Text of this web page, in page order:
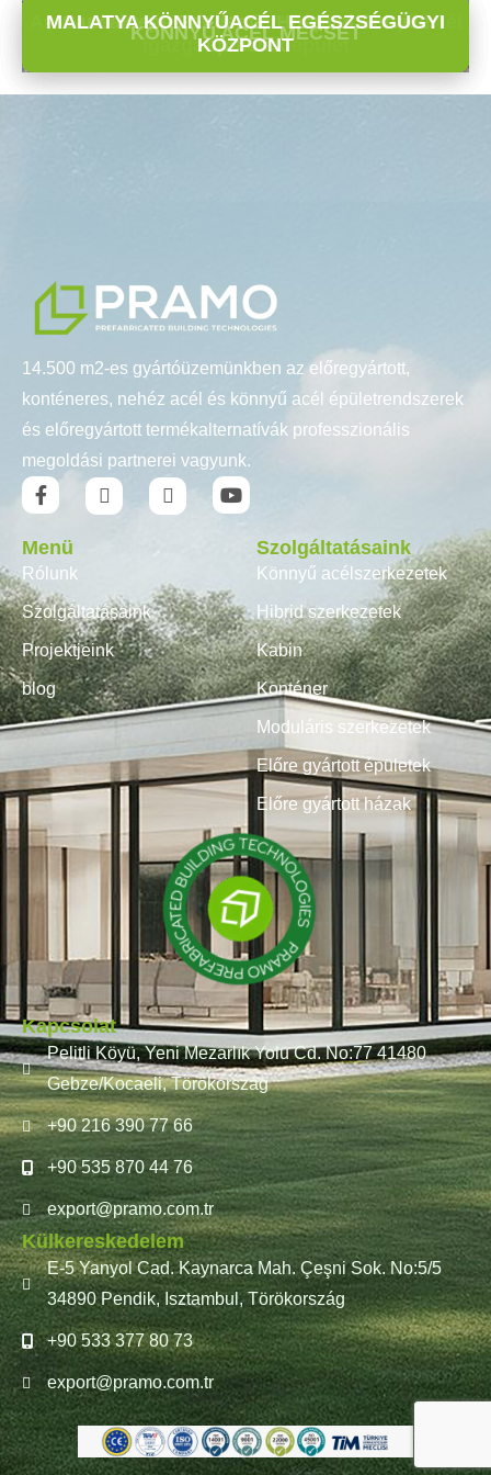
Ankara Honvédelmi Minisztérium Könnyű acél
igazgatási irodaépület
Sancaktepe Pandemic Hospital Service
épületek
KÖNNYŰ ACÉL MECSET
MALATYA KÖNNYŰACÉL EGÉSZSÉGÜGYI
KÖZPONT
14.500 m2-es gyártóüzemünkben az előregyártott,
konténeres, nehéz acél és könnyű acél épületrendszerek
és előregyártott termékalternatívák professzionális
megoldási partnerei vagyunk.
Menü
Rólunk
Szolgáltatásaink
Projektjeink
blog
Szolgáltatásaink
Könnyű acélszerkezetek
Hibrid szerkezetek
Kabin
Konténer
Moduláris szerkezetek
Előre gyártott épületek
Előre gyártott házak
Kapcsolat
Pelitli Köyü, Yeni Mezarlık Yolu Cd. No:77 41480
Gebze/Kocaeli, Törökország
+90 216 390 77 66
+90 535 870 44 76
export@pramo.com.tr
Külkereskedelem
E-5 Yanyol Cad. Kaynarca Mah. Çeşni Sok. No:5/5
34890 Pendik, Isztambul, Törökország
+90 533 377 80 73
export@pramo.com.tr